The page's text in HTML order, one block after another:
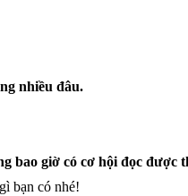
nhiều đâu.
bao giờ có cơ hội đọc được
bạn có nhé!